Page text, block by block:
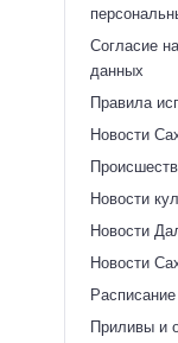
Согласие
данных
Правила
Новости
Новости
Новости
Новости
Приливы и